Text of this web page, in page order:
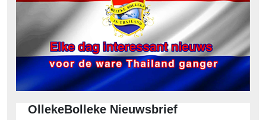
OllekeBolleke Nieuwsbrief